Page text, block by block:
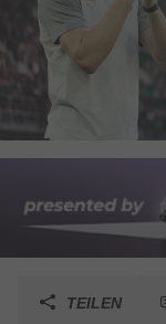
TEILEN